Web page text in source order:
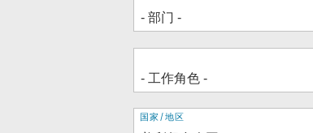
地
国家/地区